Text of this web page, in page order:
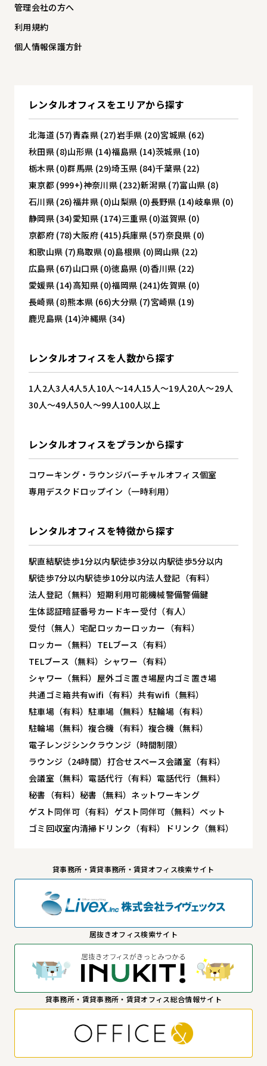
管理会社の方へ
利用規約
個人情報保護方針
レンタルオフィスをエリアから探す
北海道 (57)青森県 (27)岩手県 (20)宮城県 (62)
秋田県 (8)山形県 (14)福島県 (14)茨城県 (10)
栃木県 (0)群馬県 (29)埼玉県 (84)千葉県 (22)
東京都 (999+)神奈川県 (232)新潟県 (7)富山県 (8)
石川県 (26)福井県 (0)山梨県 (0)長野県 (14)岐阜県 (0)
静岡県 (34)愛知県 (174)三重県 (0)滋賀県 (0)
京都府 (78)大阪府 (415)兵庫県 (57)奈良県 (0)
和歌山県 (7)鳥取県 (0)島根県 (0)岡山県 (22)
広島県 (67)山口県 (0)徳島県 (0)香川県 (22)
愛媛県 (14)高知県 (0)福岡県 (241)佐賀県 (0)
長崎県 (8)熊本県 (66)大分県 (7)宮崎県 (19)
鹿児島県 (14)沖縄県 (34)
レンタルオフィスを人数から探す
1人 2人3人4人5人 10人～14人15人～19人20人～29人
30人～49人50人～99人100人以上
レンタルオフィスをプランから探す
コワーキング・ラウンジバーチャルオフィス個室
専用デスク ドロップイン（一時利用）
レンタルオフィスを特徴から探す
駅直結駅徒歩1分以内駅徒歩3分以内駅徒歩5分以内
駅徒歩7分以内駅徒歩10分以内法人登記（有料）
法人登記（無料） 短期利用可能機械警備警備鍵
生体認証暗証番号カードキー受付（有人）
受付（無人）宅配ロッカーロッカー（有料）
ロッカー（無料） TELブース（有料）
TELブース（無料） シャワー（有料）
シャワー（無料） 屋外ゴミ置き場屋内ゴミ置き場
共通ゴミ箱共有wifi（有料）共有wifi（無料）
駐車場（有料）駐車場（無料） 駐輪場（有料）
駐輪場（無料）複合機（有料） 複合機（無料）
電子レンジシンクラウンジ（時間制限）
ラウンジ（24時間） 打合せスペース会議室（有料）
会議室（無料） 電話代行（有料） 電話代行（無料）
秘書（有料）秘書（無料） ネットワーキング
ゲスト同伴可（有料） ゲスト同伴可（無料）ペット
ゴミ回収室内清掃 ドリンク（有料） ドリンク（無料）
貸事務所・賃貸事務所・賃貸オフィス検索サイト
居抜きオフィス検索サイト
貸事務所・賃貸事務所・賃貸オフィス総合情報サイト